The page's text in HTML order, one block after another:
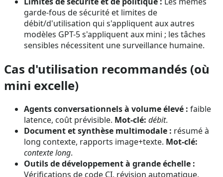
garde-fous de sécurité et limites de
débit/d'utilisation qui s'appliquent aux autres
modèles GPT-5 s'appliquent aux mini ; les tâches
sensibles nécessitent une surveillance humaine.
Cas d'utilisation recommandés (où
mini excelle)
Agents conversationnels à volume élevé : faible
latence, coût prévisible. Mot-clé: débit.
Document et synthèse multimodale : résumé à
long contexte, rapports image+texte. Mot-clé:
contexte long.
Outils de développement à grande échelle :
Vérifications de code CI, révision automatique,